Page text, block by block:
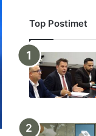
Top Postimet